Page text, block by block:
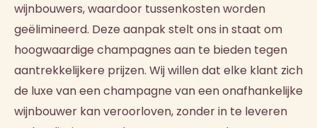
wijnbouwers, waardoor tussenkosten worden
geëlimineerd. Deze aanpak stelt ons in staat om
hoogwaardige champagnes aan te bieden tegen
aantrekkelijkere prijzen. Wij willen dat elke klant zich
de luxe van een champagne van een onafhankelijke
wijnbouwer kan veroorloven, zonder in te leveren